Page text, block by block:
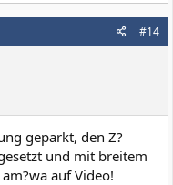
#14
geparkt, den Z?
und mit breitem
auf Video!